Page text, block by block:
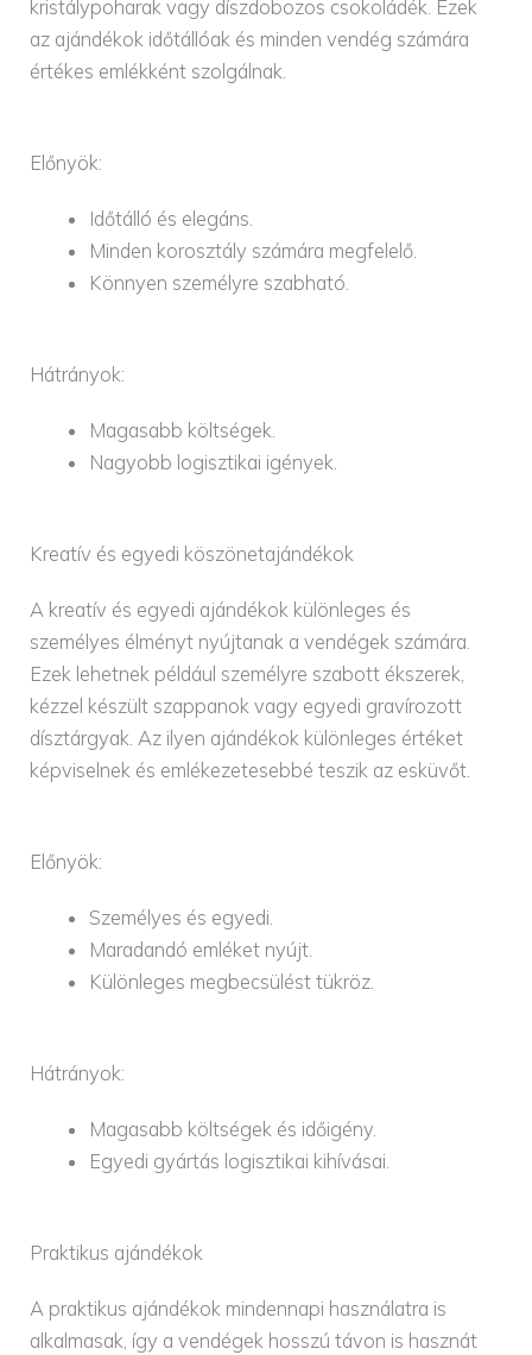
kristálypoharak vagy díszdobozos csokoládék. Ezek
az ajándékok időtállóak és minden vendég számára
értékes emlékként szolgálnak.
Előnyök:
Időtálló és elegáns.
Minden korosztály számára megfelelő.
Könnyen személyre szabható.
Hátrányok:
Magasabb költségek.
Nagyobb logisztikai igények.
Kreatív és egyedi köszönetajándékok
A kreatív és egyedi ajándékok különleges és
személyes élményt nyújtanak a vendégek számára.
Ezek lehetnek például személyre szabott ékszerek,
kézzel készült szappanok vagy egyedi gravírozott
dísztárgyak. Az ilyen ajándékok különleges értéket
képviselnek és emlékezetesebbé teszik az esküvőt.
Előnyök:
Személyes és egyedi.
Maradandó emléket nyújt.
Különleges megbecsülést tükröz.
Hátrányok:
Magasabb költségek és időigény.
Egyedi gyártás logisztikai kihívásai.
Praktikus ajándékok
A praktikus ajándékok mindennapi használatra is
alkalmasak, így a vendégek hosszú távon is hasznát